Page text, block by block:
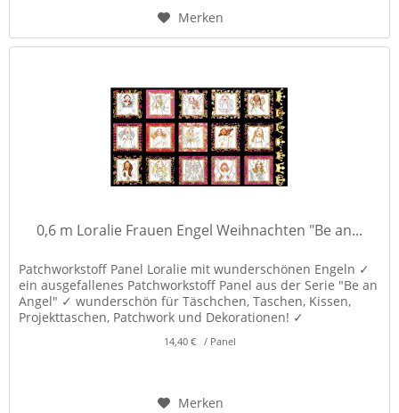
Merken
0,6 m Loralie Frauen Engel Weihnachten "Be an...
Patchworkstoff Panel Loralie mit wunderschönen Engeln ✓
ein ausgefallenes Patchworkstoff Panel aus der Serie "Be an
Angel" ✓ wunderschön für Täschchen, Taschen, Kissen,
Projekttaschen, Patchwork und Dekorationen! ✓
14,40 € / Panel
Merken